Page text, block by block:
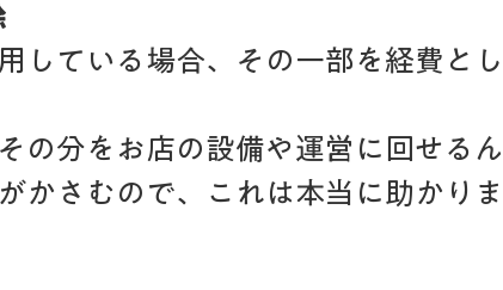
している場合、その一部を経費とし
の分をお店の設備や運営に回せるん
かさむので、これは本当に助かりま